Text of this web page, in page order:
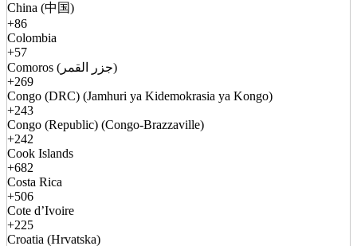
China (中国)
+86
Colombia
+57
Comoros (جزر القمر)
+269
Congo (DRC) (Jamhuri ya Kidemokrasia ya Kongo)
+243
Congo (Republic) (Congo-Brazzaville)
+242
Cook Islands
+682
Costa Rica
+506
Cote d’Ivoire
+225
Croatia (Hrvatska)